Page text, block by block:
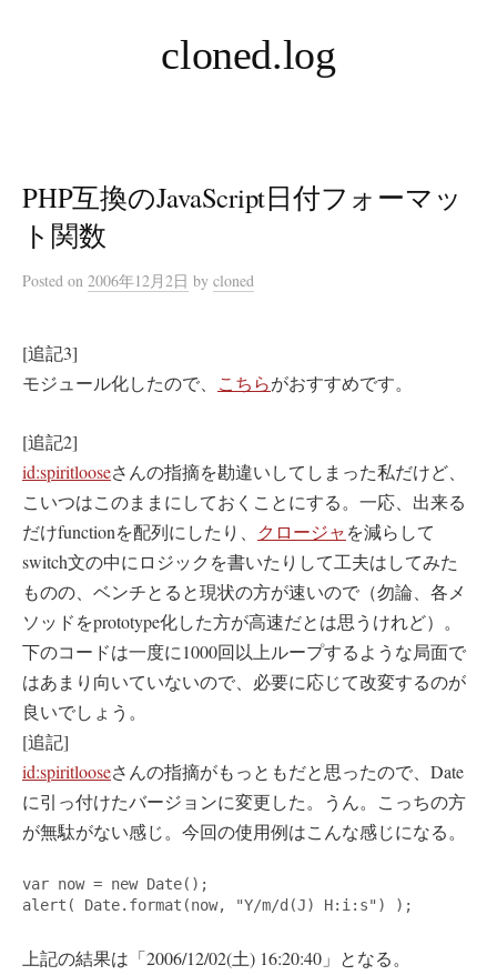
ス
キ
ッ
プ
cloned.log
PHP互換のJavaScript日付フォーマッ
ト関数
Posted on 2006年12月2日 by cloned
[追記3]
モジュール化したので、 こちらがおすすめです。
[追記2]
id:spiritlooseさんの指摘を勘違いしてしまった私だけど、
こいつはこのままにしておくことにする。一応、出来る
だけfunctionを配列にしたり、 クロージャを減らして
switch文の中にロジックを書いたりして工夫はしてみた
ものの、ベンチとると現状の方が速いので（勿論、各メ
ソッドをprototype化した方が高速だとは思うけれど）。
下のコードは一度に1000回以上ループするような局面で
はあまり向いていないので、必要に応じて改変するのが
良いでしょう。
[追記]
id:spiritlooseさんの指摘がもっともだと思ったので、Date
に引っ付けたバージョンに変更した。うん。こっちの方
が無駄がない感じ。今回の使用例はこんな感じになる。
var now = new Date();
alert( Date.format(now, "Y/m/d(J) H:i:s") );
上記の結果は「2006/12/02(土) 16:20:40」となる。